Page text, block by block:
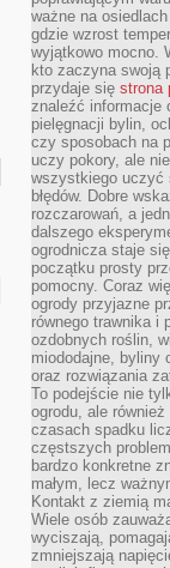
ważne na
gdzie wzrost
wyjątkowo mocno.
kto zaczyna swoją
przydaje się strona
znaleźć informacje
pielęgnacji bylin,
czy sposobach na
uczy pokory, ale
wszystkiego uczyć
błędów. Dobre
rozczarowań, a
dalszego
ogrodnicza staje
początku prosty
pomocny. Coraz
ogrody przyjazne
równego trawnika i
ozdobnych roślin,
miododajne, byliny
oraz rozwiązania
To podejście nie
ogrodu, ale
czasach spadku
częstszych
bardzo konkretne
małym, lecz
Kontakt z ziemią
Wiele osób
wyciszają,
zmniejszają